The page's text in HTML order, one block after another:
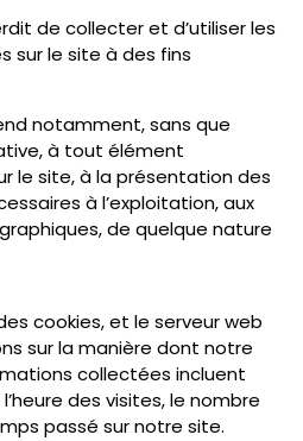
de collecter et d’utiliser les
sur le site à des fins
notamment, sans que
à tout élément
le site, à la présentation des
à l’exploitation, aux
de quelque nature
cookies, et le serveur web
sur la manière dont notre
collectées incluent
des visites, le nombre
passé sur notre site.